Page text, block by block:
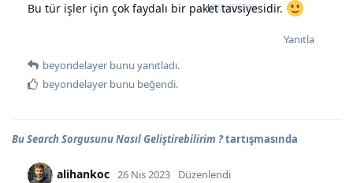
Bu tür işler için çok faydalı bir paket tavsiyesidir.
Yanıtla
beyondelayer bunu yanıtladı.
beyondelayer bunu beğendi.
Bu Search Sorgusunu Nasıl Geliştirebilirim ?tartışmasında
alihankoc 26 Nis 2023
Düzenlendi